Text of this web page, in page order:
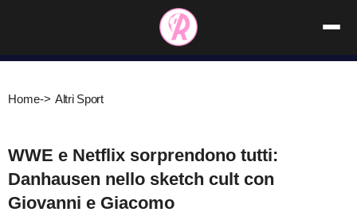
contenuto
Home-> Altri Sport
WWE e Netflix sorprendono tutti:
Danhausen nello sketch cult con
Giovanni e Giacomo